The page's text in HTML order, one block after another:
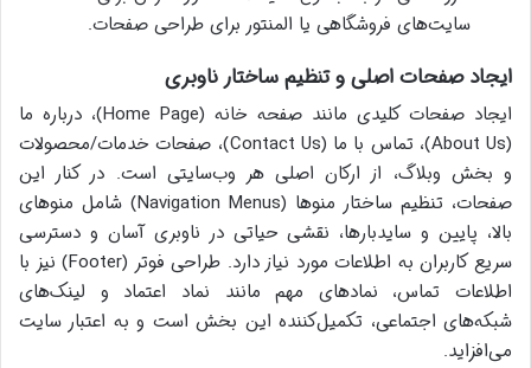
سایت‌های فروشگاهی یا المنتور برای طراحی صفحات.
ایجاد صفحات اصلی و تنظیم ساختار ناوبری
ایجاد صفحات کلیدی مانند صفحه خانه (Home Page)، درباره ما
(About Us)، تماس با ما (Contact Us)، صفحات خدمات/محصولات
و بخش وبلاگ، از ارکان اصلی هر وب‌سایتی است. در کنار این
صفحات، تنظیم ساختار منوها (Navigation Menus) شامل منوهای
بالا، پایین و سایدبارها، نقشی حیاتی در ناوبری آسان و دسترسی
سریع کاربران به اطلاعات مورد نیاز دارد. طراحی فوتر (Footer) نیز با
اطلاعات تماس، نمادهای مهم مانند نماد اعتماد و لینک‌های
شبکه‌های اجتماعی، تکمیل‌کننده این بخش است و به اعتبار سایت
می‌افزاید.